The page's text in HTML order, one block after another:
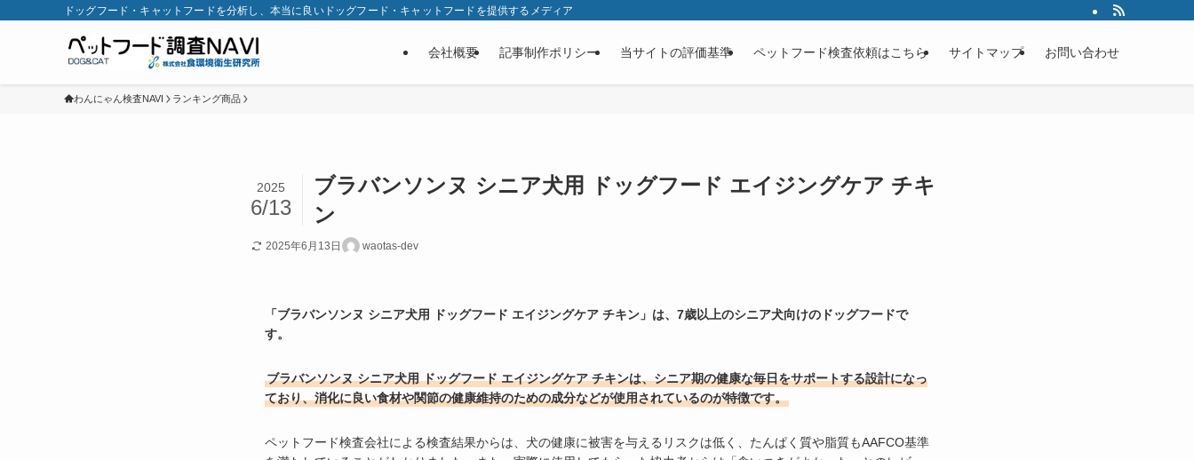
ドッグフード・キャットフードを分析し、本当に良いドッグフード・キャットフードを提供するメディア
会社概要 記事制作ポリシー 当サイトの評価基準 ペットフード検査依頼はこちら サイトマップ お問い合わせ
わんにゃん検査NAVI ランキング商品
ブラバンソンヌ シニア犬用 ドッグフード エイジングケア チキ
ン
2025
6/13
2025年6月13日 waotas-dev
「ブラバンソンヌ シニア犬用 ドッグフード エイジングケア チキン」は、7歳以上のシニア犬向けのドッグフードで
す。
ブラバンソンヌ シニア犬用 ドッグフード エイジングケア チキンは、シニア期の健康な毎日をサポートする設計になっ
ており、消化に良い食材や関節の健康維持のための成分などが使用されているのが特徴です。
ペットフード検査会社による検査結果からは、犬の健康に被害を与えるリスクは低く、たんぱく質や脂質もAAFCO基準